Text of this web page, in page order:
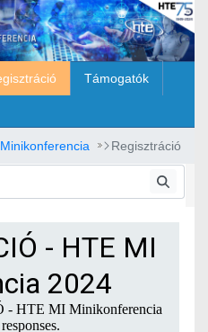
Támogatók
Regisztráció